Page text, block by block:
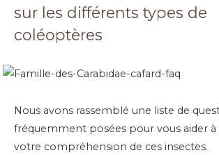
sur les différents types de
coléoptères
Nous avons rassemblé une liste de
fréquemment posées pour vous aider
votre compréhension de ces insectes.